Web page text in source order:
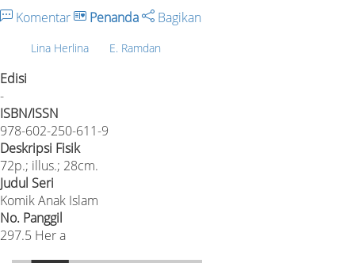
Komentar Penanda Bagikan
Lina Herlina E. Ramdan
Edisi
-
ISBN/ISSN
978-602-250-611-9
Deskripsi Fisik
72p.; illus.; 28cm.
Judul Seri
Komik Anak Islam
No. Panggil
297.5 Her a